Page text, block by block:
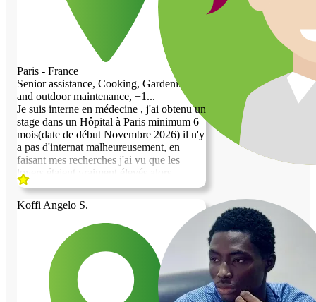
Paris - France
Senior assistance, Cooking, Gardening
and outdoor maintenance, +1...
Je suis interne en médecine , j'ai obtenu un
stage dans un Hôpital à Paris minimum 6
mois(date de début Novembre 2026) il n'y
a pas d'internat malheureusement, en
faisant mes recherches j'ai vu que les
loyers étaient vraiment élevés alors
échanger mes services contre logement
devient une évidence. Je suis polyvalente
(cuisine,ect...,aides à la personne agée), il
faut biensur que ces échanges de services
s'emboitent avec mes horaires de stages!
Je suis assez
tranquille,respectueuse,propre et rigolote.
Koffi Angelo S.